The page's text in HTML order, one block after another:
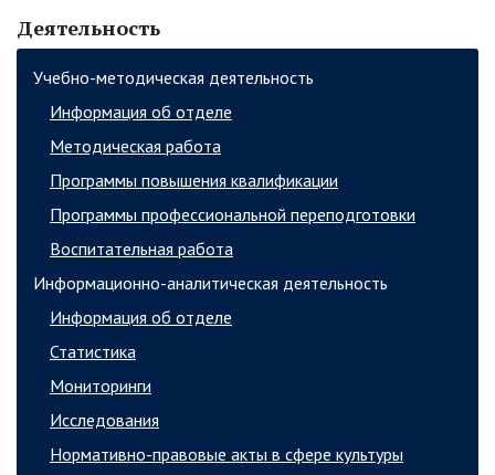
Деятельность
Учебно-методическая деятельность
Информация об отделе
Методическая работа
Программы повышения квалификации
Программы профессиональной переподготовки
Воспитательная работа
Информационно-аналитическая деятельность
Информация об отделе
Статистика
Мониторинги
Исследования
Нормативно-правовые акты в сфере культуры